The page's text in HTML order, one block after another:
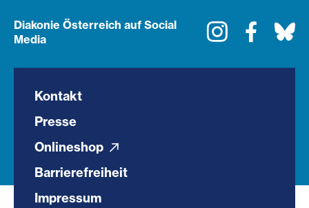
Diakonie Österreich auf Social
Media
Instagram
Kontakt
Presse
Onlineshop
Barrierefreiheit
Impressum